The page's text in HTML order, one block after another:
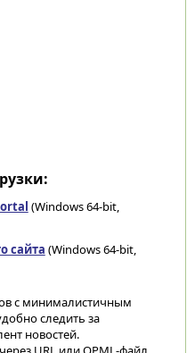
(Windows 64-bit,
сайта (Windows 64-bit,
с минималистичным
следить за
новостей.